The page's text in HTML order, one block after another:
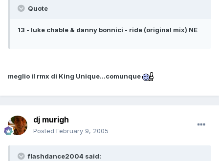
Quote
13 - luke chable & danny bonnici - ride (original mix) NE
meglio il rmx di King Unique...comunque
dj murigh
Posted February 9, 2005
flashdance2004 said: